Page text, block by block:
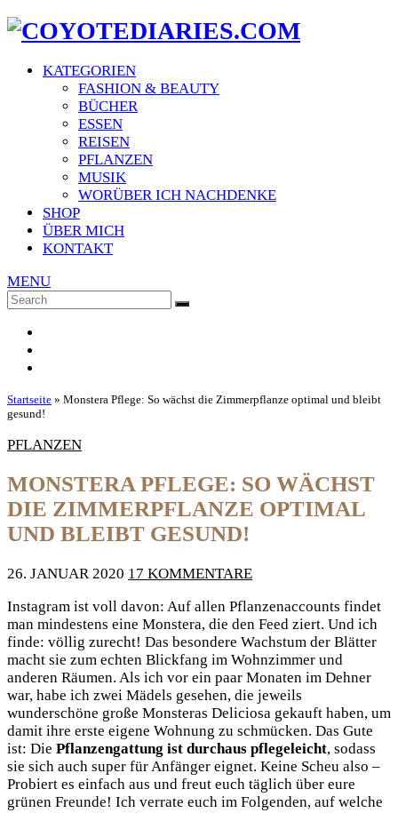
KATEGORIEN
FASHION & BEAUTY
BÜCHER
ESSEN
REISEN
PFLANZEN
MUSIK
WORÜBER ICH NACHDENKE
SHOP
ÜBER MICH
KONTAKT
MENU
Search
SEARCH
Startseite » Monstera Pflege: So wächst die Zimmerpflanze optimal und bleibt
gesund!
PFLANZEN
MONSTERA PFLEGE: SO WÄCHST
DIE ZIMMERPFLANZE OPTIMAL
UND BLEIBT GESUND!
26. JANUAR 2020 17 KOMMENTARE
Instagram ist voll davon: Auf allen Pflanzenaccounts findet
man mindestens eine Monstera, die den Feed ziert. Und ich
finde: völlig zurecht! Das besondere Wachstum der Blätter
macht sie zum echten Blickfang im Wohnzimmer und
anderen Räumen. Als ich vor ein paar Monaten im Dehner
war, habe ich zwei Mädels gesehen, die jeweils
wunderschöne große Monsteras Deliciosa gekauft haben, um
damit ihre erste eigene Wohnung zu schmücken. Das Gute
ist: Die Pflanzengattung ist durchaus pflegeleicht, sodass
sie sich auch super für Anfänger eignet. Keine Scheu also –
Probiert es einfach aus und freut euch täglich über eure
grünen Freunde! Ich verrate euch im Folgenden, auf welche